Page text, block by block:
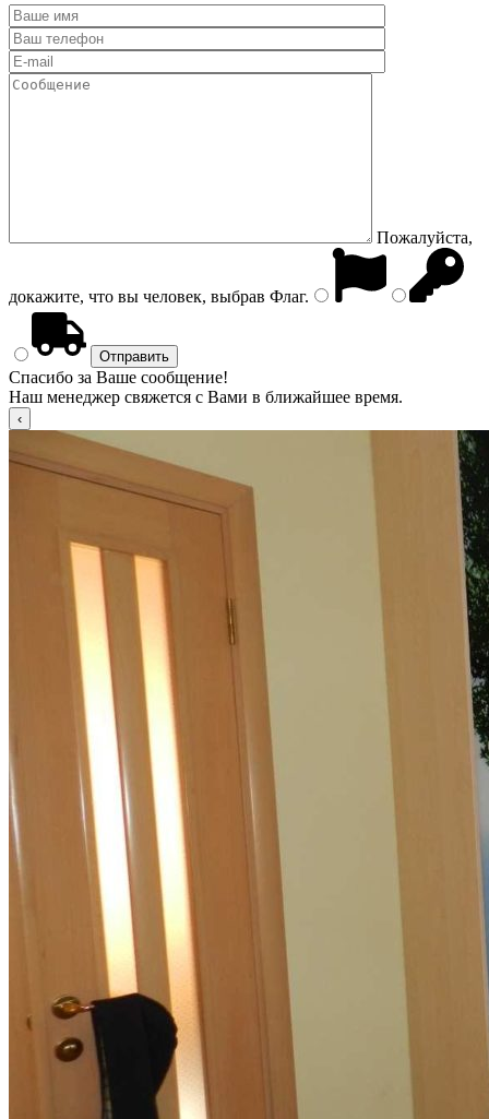
Пожалуйста,
докажите, что вы человек, выбрав Флаг.
Спасибо за Ваше сообщение!
Наш менеджер свяжется с Вами в ближайшее время.